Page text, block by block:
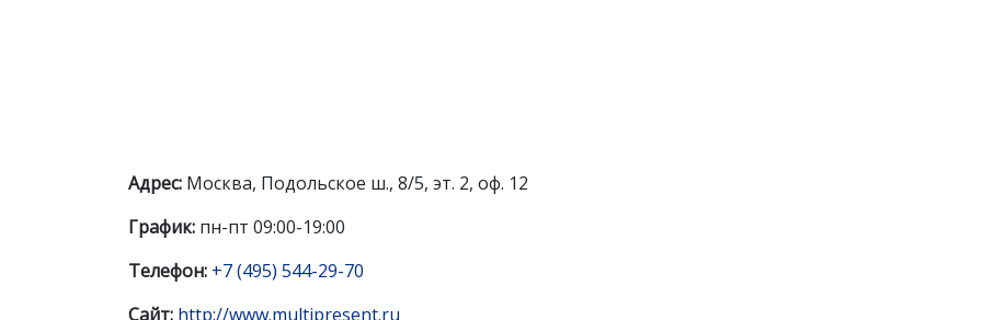
Адрес: Москва, Подольское ш., 8/5, эт. 2, оф. 12
График: пн-пт 09:00-19:00
Телефон: +7 (495) 544-29-70
Сайт: http://www.multipresent.ru